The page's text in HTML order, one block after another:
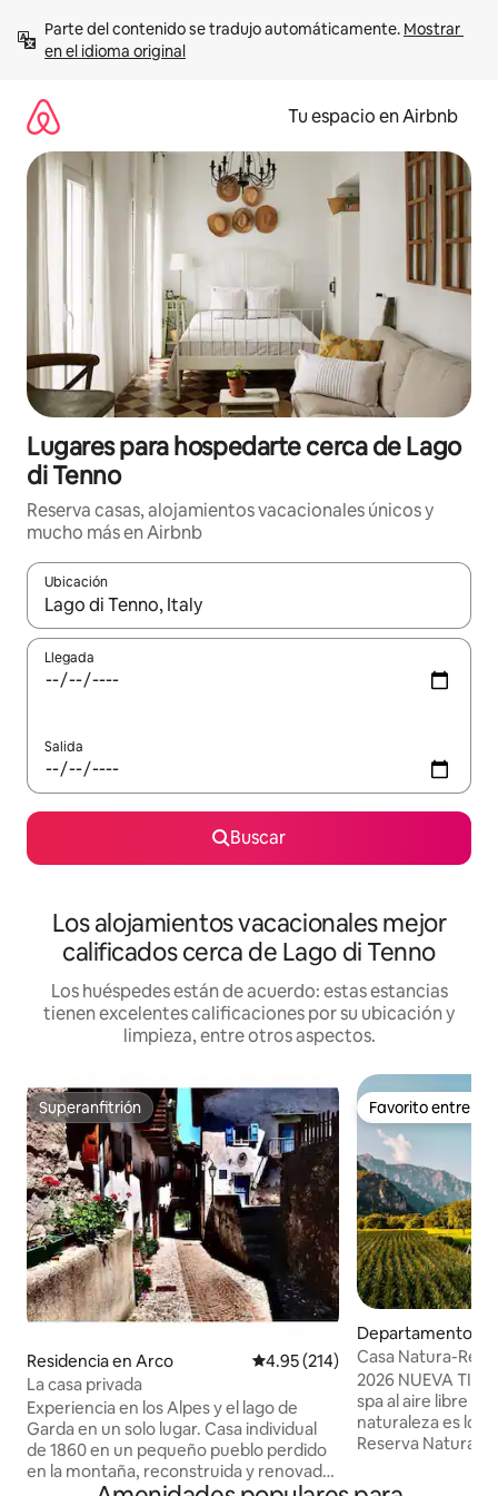
contenido
Parte del contenido se tradujo automáticamente. Mostrar
en el idioma original
Tu espacio en Airbnb
Lugares para hospedarte cerca de Lago
di Tenno
Reserva casas, alojamientos vacacionales únicos y
mucho más en Airbnb
Ubicación
Cuando los resultados estén disponibles, podrás navegar
Llegada
Salida
Buscar
Los alojamientos vacacionales mejor
calificados cerca de Lago di Tenno
Los huéspedes están de acuerdo: estas estancias
tienen excelentes calificaciones por su ubicación y
limpieza, entre otros aspectos.
Superanfitrión
Superanfitrión
Residencia en Arco Calificación promedio: 4.95 de
4.95 (214)
La casa privada
Experiencia en los Alpes y el lago de
Garda en un solo lugar. Casa individual
de 1860 en un pequeño pueblo perdido
en la montaña, reconstruida y renovada
Favorito entre
Favorito entre
Departamento
ne sul Garda
Casa Natura-
Bondo
2026 NUEVA
spa al aire libre
naturaleza es lo
Reserva Natural
con vista al lago